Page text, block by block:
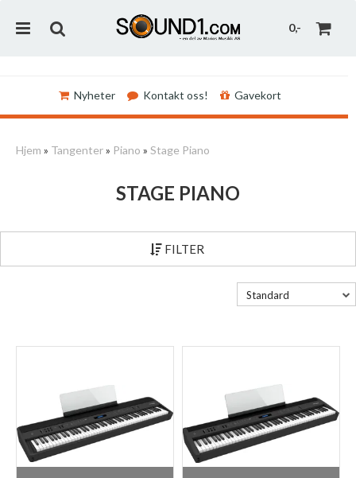
0,-
Nyheter Kontakt oss! Gavekort
Hjem » Tangenter» Piano » Stage Piano
STAGE PIANO
FILTER
Standard